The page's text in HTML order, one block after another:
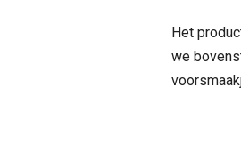
Het
we